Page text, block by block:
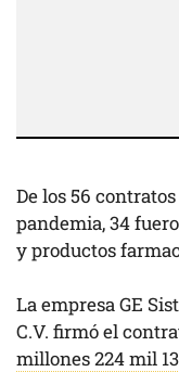
De los 56
pandemia, 34
y productos
La empresa GE
C.V. firmó el
millones 224 mil